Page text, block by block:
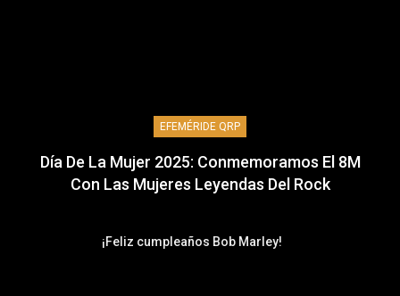
EFEMÉRIDE QRP
Día De La Mujer 2025: Conmemoramos El 8M
Con Las Mujeres Leyendas Del Rock
¡Feliz cumpleaños Bob Marley!